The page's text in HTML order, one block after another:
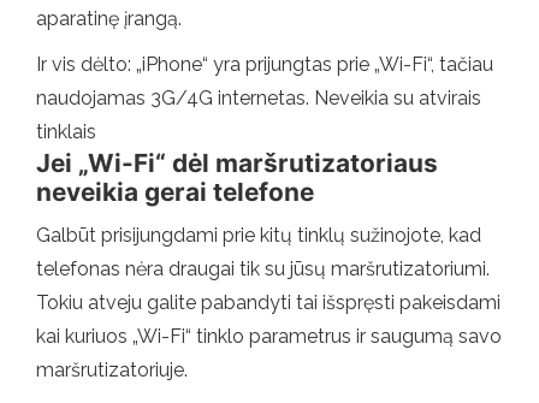
aparatinę įrangą.
Ir vis dėlto: „iPhone“ yra prijungtas prie „Wi-Fi“, tačiau
naudojamas 3G/4G internetas. Neveikia su atvirais
tinklais
Jei „Wi-Fi“ dėl maršrutizatoriaus
neveikia gerai telefone
Galbūt prisijungdami prie kitų tinklų sužinojote, kad
telefonas nėra draugai tik su jūsų maršrutizatoriumi.
Tokiu atveju galite pabandyti tai išspręsti pakeisdami
kai kuriuos „Wi-Fi“ tinklo parametrus ir saugumą savo
maršrutizatoriuje.